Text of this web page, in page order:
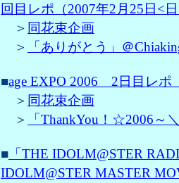
回目レポ（2007年2月25日<
＞ 同花束企画
＞
「ありがとう」＠
■age EXPO 2006 2日目レポ
＞ 同花束企画
＞
「ThankYou！☆2006～
■ 「THE IDOLM@STER
IDOLM@STER MASTER